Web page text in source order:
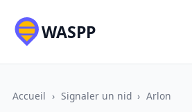
WASPP
Accueil › Signaler un nid › Arlon